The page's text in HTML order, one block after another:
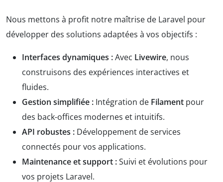
Nous mettons à profit notre maîtrise de Laravel pour
développer des solutions adaptées à vos objectifs :
Interfaces dynamiques :Avec Livewire, nous
construisons des expériences interactives et
fluides.
Gestion simplifiée : Intégration de Filament pour
des back-offices modernes et intuitifs.
API robustes : Développement de services
connectés pour vos applications.
Maintenance et support :Suivi et évolutions pour
vos projets Laravel.